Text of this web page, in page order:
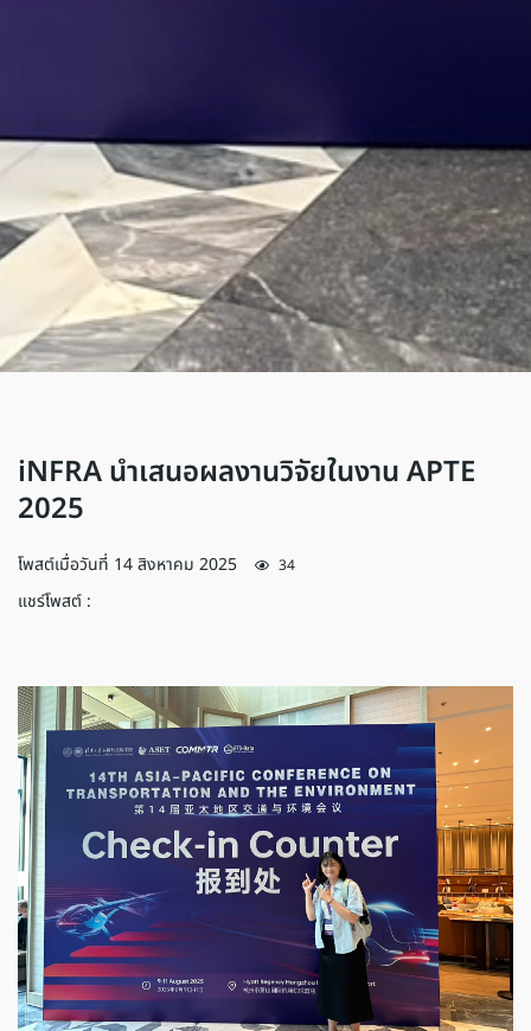
iNFRA นำเสนอผลงานวิจัยในงาน APTE
2025
โพสต์เมื่อวันที่ 14 สิงหาคม 2025 34
แชร์โพสต์ :